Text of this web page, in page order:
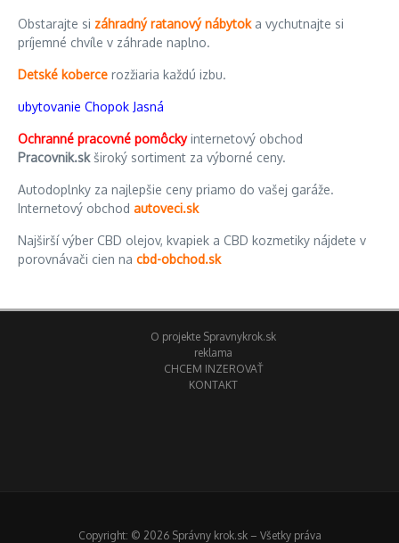
Obstarajte si záhradný ratanový nábytoka vychutnajte si
príjemné chvíle v záhrade naplno.
Detské koberce rozžiaria každú izbu.
ubytovanie Chopok Jasná
Ochranné pracovné pomôckyinternetový obchod
Pracovnik.skširoký sortiment za výborné ceny.
Autodoplnky za najlepšie ceny priamo do vašej garáže.
Internetový obchod autoveci.sk
Najširší výber CBD olejov, kvapiek a CBD kozmetiky nájdete v
porovnávači cien na cbd-obchod.sk
O projekte Spravnykrok.sk
reklama
CHCEM INZEROVAŤ
KONTAKT
Copyright: © 2026 Správny krok.sk – Všetky práva